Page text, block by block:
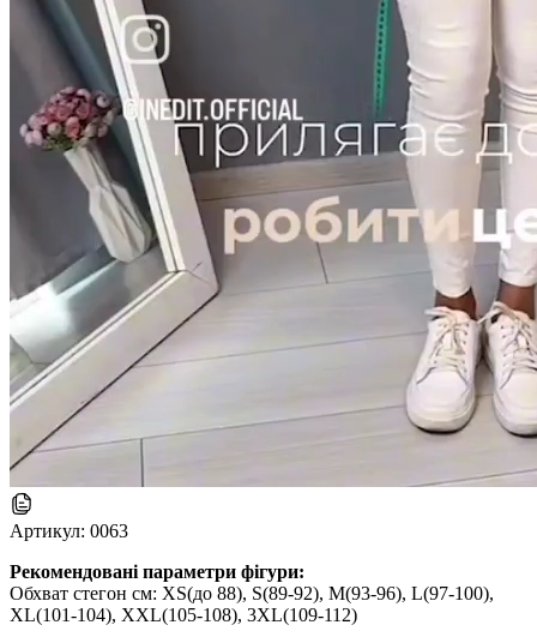
Артикул: 0063
Рекомендовані параметри фігури:
Обхват стегон см: XS(до 88), S(89-92), M(93-96), L(97-100),
XL(101-104), XXL(105-108), 3XL(109-112)